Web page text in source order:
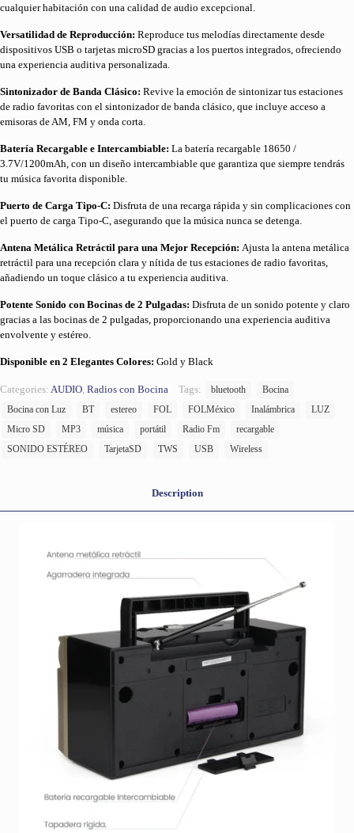
cualquier habitación con una calidad de audio excepcional.
Versatilidad de Reproducción: Reproduce tus melodías directamente desde
dispositivos USB o tarjetas microSD gracias a los puertos integrados, ofreciendo
una experiencia auditiva personalizada.
Sintonizador de Banda Clásico: Revive la emoción de sintonizar tus estaciones
de radio favoritas con el sintonizador de banda clásico, que incluye acceso a
emisoras de AM, FM y onda corta.
Batería Recargable e Intercambiable: La batería recargable 18650 /
3.7V/1200mAh, con un diseño intercambiable que garantiza que siempre tendrás
tu música favorita disponible.
Puerto de Carga Tipo-C: Disfruta de una recarga rápida y sin complicaciones con
el puerto de carga Tipo-C, asegurando que la música nunca se detenga.
Antena Metálica Retráctil para una Mejor Recepción: Ajusta la antena metálica
retráctil para una recepción clara y nítida de tus estaciones de radio favoritas,
añadiendo un toque clásico a tu experiencia auditiva.
Potente Sonido con Bocinas de 2 Pulgadas: Disfruta de un sonido potente y claro
gracias a las bocinas de 2 pulgadas, proporcionando una experiencia auditiva
envolvente y estéreo.
Disponible en 2 Elegantes Colores: Gold y Black
Categories: AUDIO, Radios con Bocina Tags: bluetooth
Bocina
Bocina con Luz
BT estereo FOL FOLMéxico Inalámbrica
LUZ
Micro SD
MP3 música portátil Radio Fm
recargable
SONIDO ESTÉREO
TarjetaSD TWS USB Wireless
Description